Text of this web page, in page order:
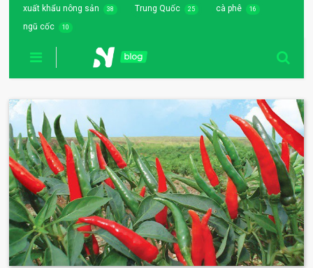
xuất khẩu nông sản 38 Trung Quốc 25 cà phê 16
ngũ cốc 10